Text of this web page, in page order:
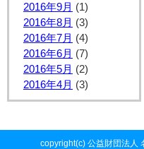
2016年9月 (1)
2016年8月 (3)
2016年7月 (4)
2016年6月 (7)
2016年5月 (2)
2016年4月 (3)
copyright(c) 公益財団法人